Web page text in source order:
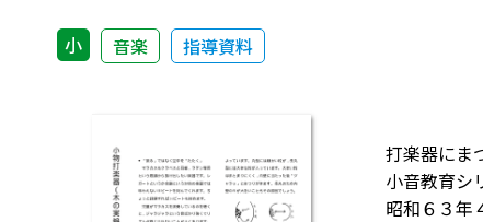
小 音楽 指導資料
打楽器にま
小音教育シ
昭和６３年